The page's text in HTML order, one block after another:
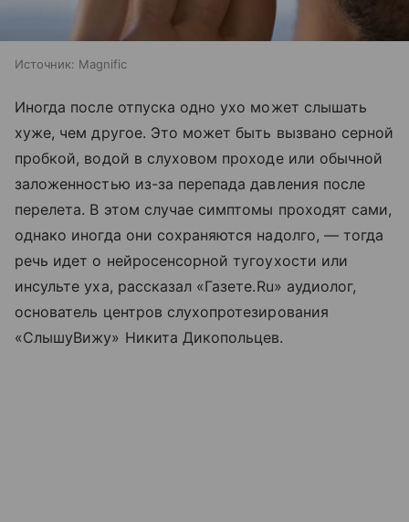
Источник: Magnific
Иногда после отпуска одно ухо может слышать
хуже, чем другое. Это может быть вызвано серной
пробкой, водой в слуховом проходе или обычной
заложенностью из-за перепада давления после
перелета. В этом случае симптомы проходят сами,
однако иногда они сохраняются надолго, — тогда
речь идет о нейросенсорной тугоухости или
инсульте уха, рассказал «Газете.Ru» аудиолог,
основатель центров слухопротезирования
«СлышуВижу» Никита Дикопольцев.